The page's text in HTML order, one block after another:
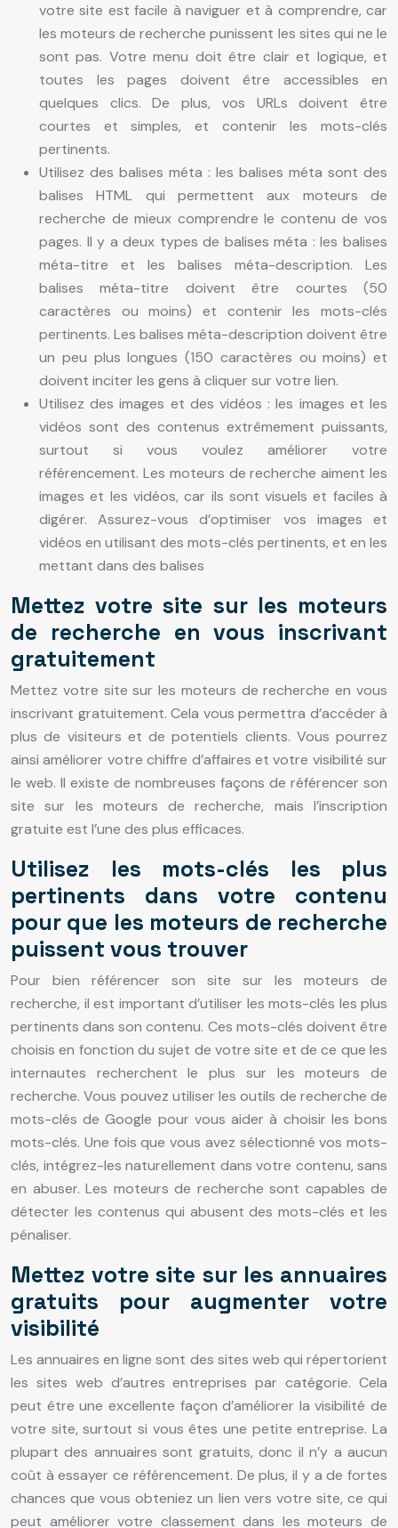
votre site est facile à naviguer et à comprendre, car
les moteurs de recherche punissent les sites qui ne le
sont pas. Votre menu doit être clair et logique, et
toutes les pages doivent être accessibles en
quelques clics. De plus, vos URLs doivent être
courtes et simples, et contenir les mots-clés
pertinents.
Utilisez des balises méta : les balises méta sont des
balises HTML qui permettent aux moteurs de
recherche de mieux comprendre le contenu de vos
pages. Il y a deux types de balises méta : les balises
méta-titre et les balises méta-description. Les
balises méta-titre doivent être courtes (50
caractères ou moins) et contenir les mots-clés
pertinents. Les balises méta-description doivent être
un peu plus longues (150 caractères ou moins) et
doivent inciter les gens à cliquer sur votre lien.
Utilisez des images et des vidéos : les images et les
vidéos sont des contenus extrêmement puissants,
surtout si vous voulez améliorer votre
référencement. Les moteurs de recherche aiment les
images et les vidéos, car ils sont visuels et faciles à
digérer. Assurez-vous d’optimiser vos images et
vidéos en utilisant des mots-clés pertinents, et en les
mettant dans des balises
Mettez votre site sur les moteurs
de recherche en vous inscrivant
gratuitement
Mettez votre site sur les moteurs de recherche en vous
inscrivant gratuitement. Cela vous permettra d’accéder à
plus de visiteurs et de potentiels clients. Vous pourrez
ainsi améliorer votre chiffre d’affaires et votre visibilité sur
le web. Il existe de nombreuses façons de référencer son
site sur les moteurs de recherche, mais l’inscription
gratuite est l’une des plus efficaces.
Utilisez les mots-clés les plus
pertinents dans votre contenu
pour que les moteurs de recherche
puissent vous trouver
Pour bien référencer son site sur les moteurs de
recherche, il est important d’utiliser les mots-clés les plus
pertinents dans son contenu. Ces mots-clés doivent être
choisis en fonction du sujet de votre site et de ce que les
internautes recherchent le plus sur les moteurs de
recherche. Vous pouvez utiliser les outils de recherche de
mots-clés de Google pour vous aider à choisir les bons
mots-clés. Une fois que vous avez sélectionné vos mots-
clés, intégrez-les naturellement dans votre contenu, sans
en abuser. Les moteurs de recherche sont capables de
détecter les contenus qui abusent des mots-clés et les
pénaliser.
Mettez votre site sur les annuaires
gratuits pour augmenter votre
visibilité
Les annuaires en ligne sont des sites web qui répertorient
les sites web d’autres entreprises par catégorie. Cela
peut être une excellente façon d’améliorer la visibilité de
votre site, surtout si vous êtes une petite entreprise. La
plupart des annuaires sont gratuits, donc il n’y a aucun
coût à essayer ce référencement. De plus, il y a de fortes
chances que vous obteniez un lien vers votre site, ce qui
peut améliorer votre classement dans les moteurs de